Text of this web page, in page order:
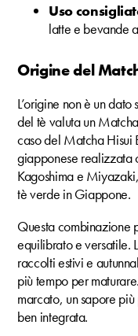
Uso
latte e bevande
Origine del
L’origine non è un
del tè valuta un
caso del Matcha Hisui
giapponese realizzata
Kagoshima e
tè verde in Giappone.
Questa combinazione
equilibrato e versatile.
raccolti estivi e
più tempo per
marcato, un sapore
ben integrata.